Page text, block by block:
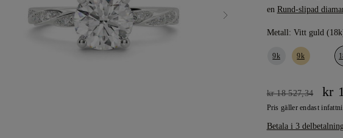
en Rund-slipad
Metall: Vitt guld
9k 9k
kr 18 527,34 kr
Pris gäller endast
Betala i 3